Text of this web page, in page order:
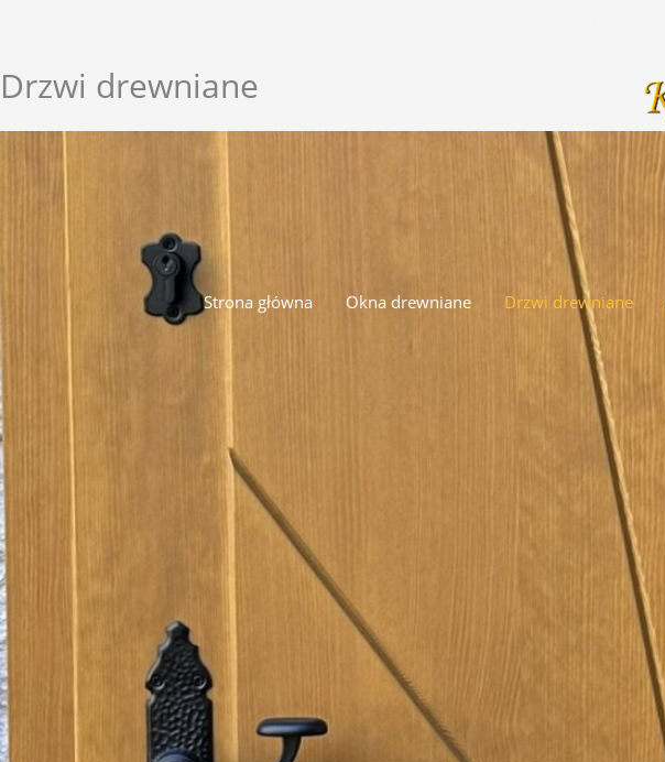
Strona główna Okna drewniane Drzwi drewniane
Drzwi drewniane